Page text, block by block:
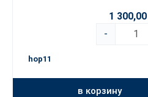
1
-
hop11
в корзину